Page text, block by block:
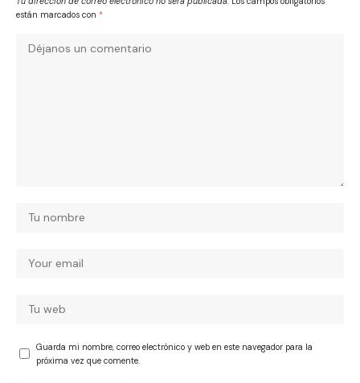
están marcados con *
Guarda mi nombre, correo electrónico y web en este navegador para la
próxima vez que comente.